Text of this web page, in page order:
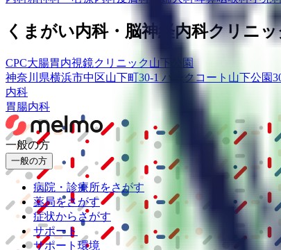
くまがい内科・脳神経内科クリニ
CPC大腸胃内視鏡クリニック山下公園
神奈川県横浜市中区山下町30-1 パークコート山下公園
内科
胃腸内科
一般の方
一般の方
病院・診療所をさがす
薬局をさがす
症状からさがす
サポート
サポート環境